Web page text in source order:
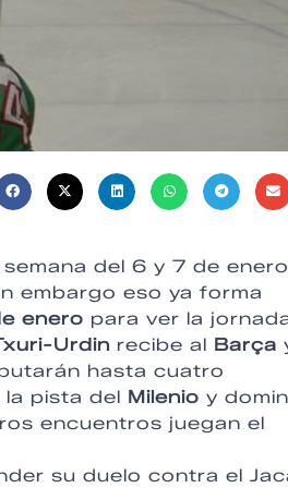
del 6 y 7 de enero
embargo eso ya forma
enero para ver la
Urdin recibe al Barça
hasta cuatro
la pista del Milenio y
encuentros juegan el
su duelo contra el